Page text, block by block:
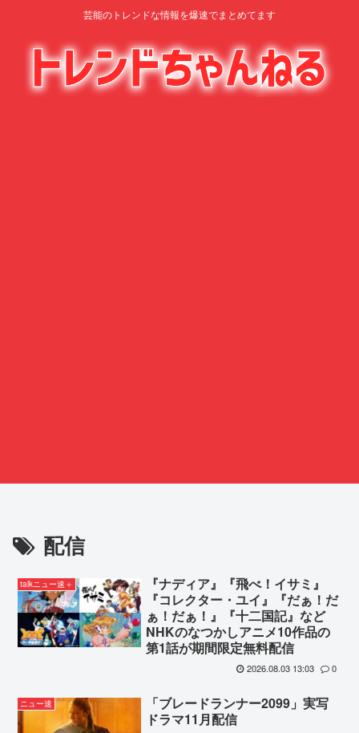
芸能のトレンドな情報を爆速でまとめてます
配信
talkニュー速＋
『ナディア』『飛べ！イサミ』
『コレクター・ユイ』『だぁ！だ
ぁ！だぁ！』『十二国記』など
NHKのなつかしアニメ10作品の
第1話が期間限定無料配信
2026.08.03 13:03 0
ニュー速
「ブレードランナー2099」実写
ドラマ11月配信